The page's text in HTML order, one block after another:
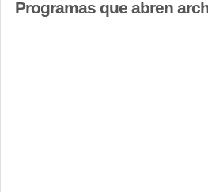
Programas que abren